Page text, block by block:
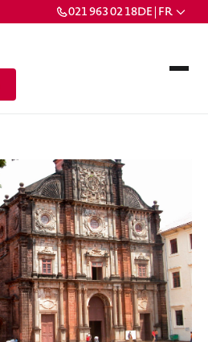
021 963 02 18DE | FR